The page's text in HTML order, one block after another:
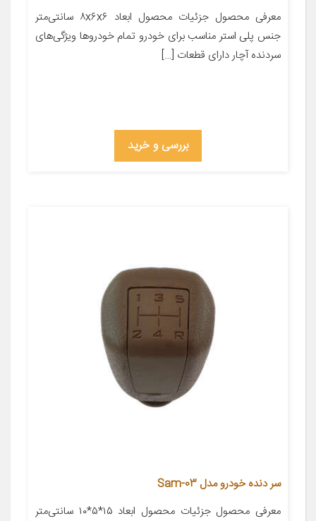
معرفی محصول جزئیات محصول ابعاد ۸x۶x۶ سانتی‌متر
جنس پلی استر مناسب برای خودرو تمام خودروها ویژگی‌های
سردنده آچار دارای قطعات […]
بررسی و خرید
سر دنده خودرو مدل Sam-03
معرفی محصول جزئیات محصول ابعاد ۱۵*۵*۱۰ سانتی‌متر